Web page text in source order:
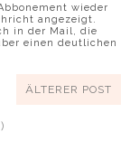
wieder
angezeigt.
in der Mail, die
einen deutlichen
ÄLTERER POST